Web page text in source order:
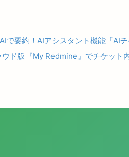
で要約！AIアシスタント機能「AI
ウド版『My Redmine』でチケッ